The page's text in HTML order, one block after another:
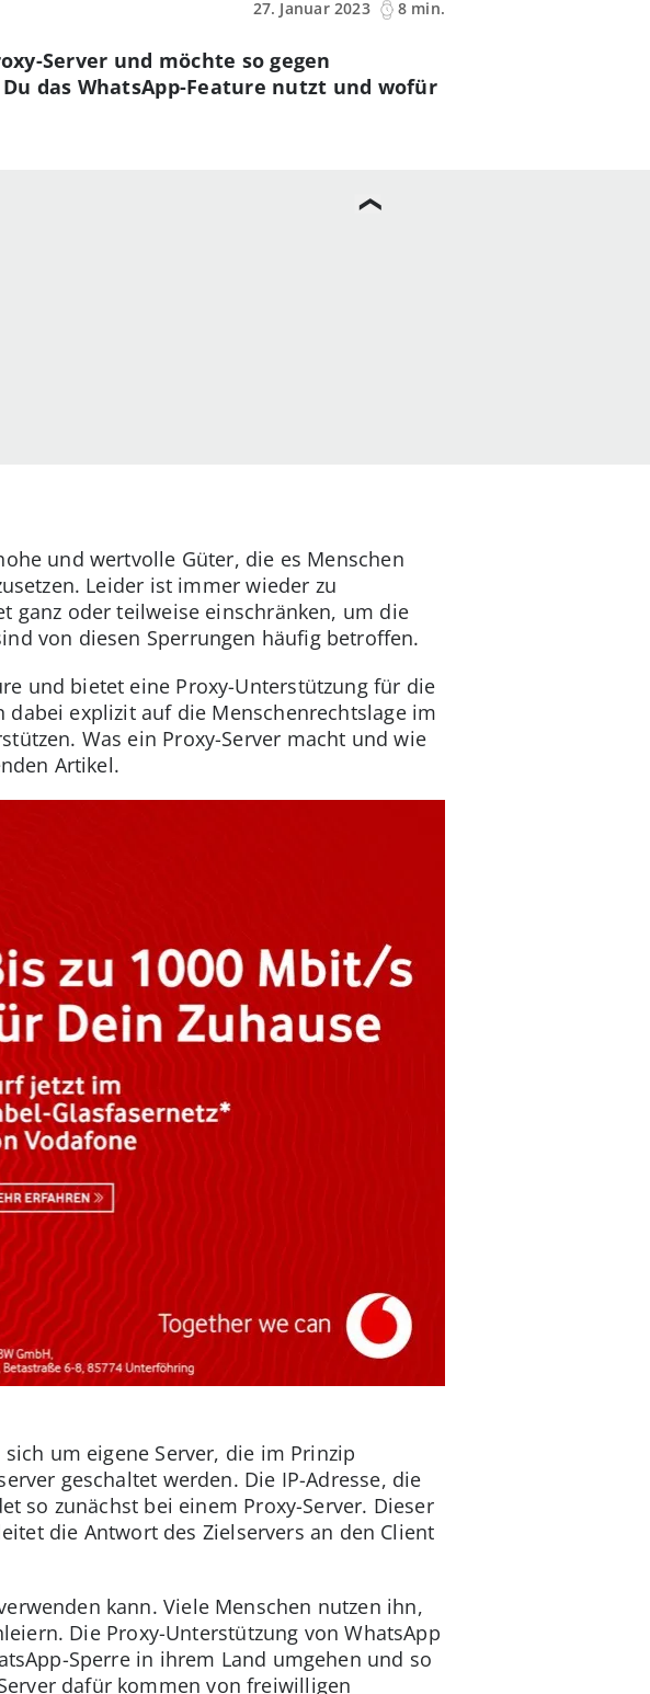
27. Januar 2023
8 min.
Server und möchte so gegen
das WhatsApp-Feature nutzt und wofür
und wertvolle Güter, die es Menschen
Leider ist immer wieder zu
ganz oder teilweise einschränken, um die
von diesen Sperrungen häufig betroffen.
und bietet eine Proxy-Unterstützung für die
explizit auf die Menschenrechtslage im
Was ein Proxy-Server macht und wie
Artikel.
um eigene Server, die im Prinzip
geschaltet werden. Die IP-Adresse, die
so zunächst bei einem Proxy-Server. Dieser
die Antwort des Zielservers an den Client
kann. Viele Menschen nutzen ihn,
Die Proxy-Unterstützung von WhatsApp
Sperre in ihrem Land umgehen und so
dafür kommen von freiwilligen